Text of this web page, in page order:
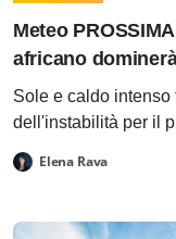
Meteo
africano
Sole e caldo
dell'instabilità per il
Elena Rava